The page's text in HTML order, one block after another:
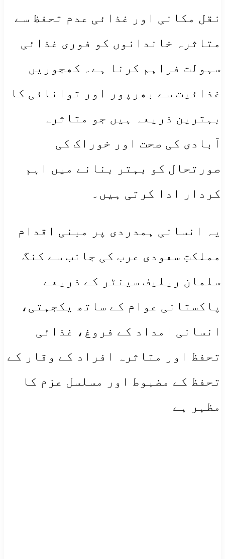
نقل مکانی اور غذائی عدم تحفظ سے
متاثرہ خاندانوں کو فوری غذائی
سہولت فراہم کرنا ہے۔ کھجوریں
غذائیت سے بھرپور اور توانائی کا
بہترین ذریعہ ہیں جو متاثرہ
آبادی کی صحت اور خوراک کی
صورتحال کو بہتر بنانے میں اہم
کردار ادا کرتی ہیں۔
یہ انسانی ہمدردی پر مبنی اقدام
مملکتِ سعودی عرب کی جانب سے کنگ
سلمان ریلیف سینٹر کے ذریعے
پاکستانی عوام کے ساتھ یکجہتی،
انسانی امداد کے فروغ، غذائی
تحفظ اور متاثرہ افراد کے وقار کے
تحفظ کے مضبوط اور مسلسل عزم کا
مظہر ہے